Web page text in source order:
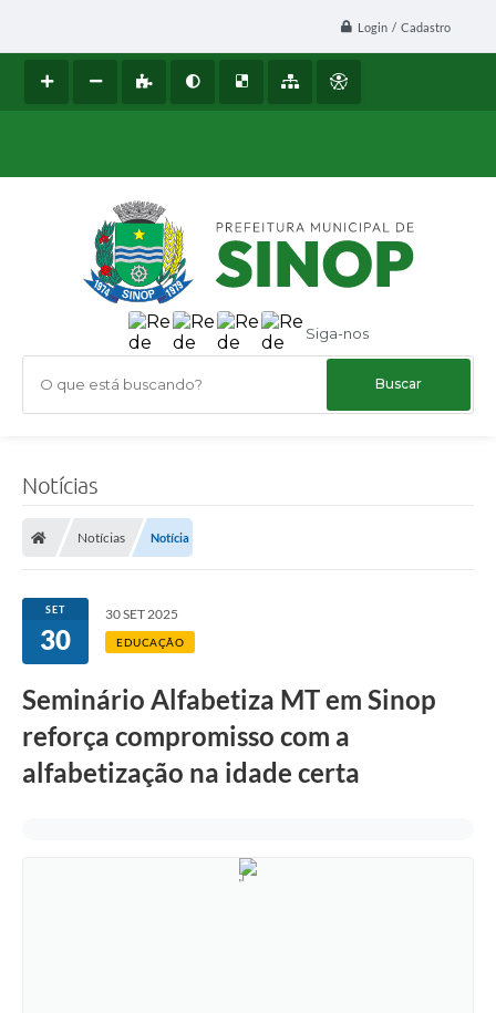
Login / Cadastro
Siga-nos
O que está buscando?
Notícias
Notícias Notícia
SET
30
30 SET 2025
EDUCAÇÃO
Seminário Alfabetiza MT em Sinop
reforça compromisso com a
alfabetização na idade certa